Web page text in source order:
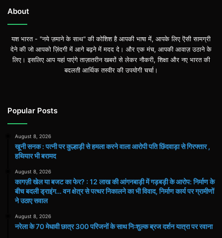
About
यश भारत - "नये ज़माने के साथ" की कोशिश है आपकी भाषा में, आपके लिए ऎसी सामग्री
देने की जो आपको ज़िंदगी में आगे बढ़ने में मदद दे। और एक मंच, आपकी आवाज़ उठाने के
लिए। इसलिए आप यहां पाएंगे ताज़ातरीन खबरों से लेकर नौकरी, शिक्षा और नए भारत की
बदलती आर्थिक तस्वीर की उपयोगी चर्चा।
Popular Posts
August 8, 2026
खूनी सनक : पत्नी पर कुल्हाड़ी से हमला करने वाला आरोपी पति छिंदवाड़ा से गिरफ्तार ,
हथियार भी बरामद
August 8, 2026
कागज़ी खेल या बजट का फेर? : 12 लाख की आंगनबाड़ी में गड़बड़ी के आरोप: निर्माण के
बीच बदली ड्राइंग… वन क्षेत्र से पत्थर निकालने का भी विवाद, निर्माण कार्य पर ग्रामीणों
ने उठाए सवाल
August 8, 2026
नरेला के 70 मेधावी छात्र 300 परिजनों के साथ निःशुल्क ब्रज दर्शन यात्रा पर रवाना